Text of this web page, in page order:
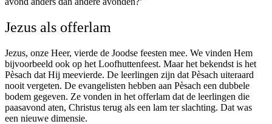
Jezus als offerlam
Jezus, onze Heer, vierde de Joodse feesten mee. We vinden Hem
bijvoorbeeld ook op het Loofhuttenfeest. Maar het bekendst is het
Pèsach dat Hij meevierde. De leerlingen zijn dat Pèsach uiteraard
nooit vergeten. De evangelisten hebben aan Pèsach een dubbele
bodem gegeven. Ze vonden in het offerlam dat de leerlingen die
paasavond aten, Christus terug als een lam ter slachting. Dat was
een nieuwe dimensie.